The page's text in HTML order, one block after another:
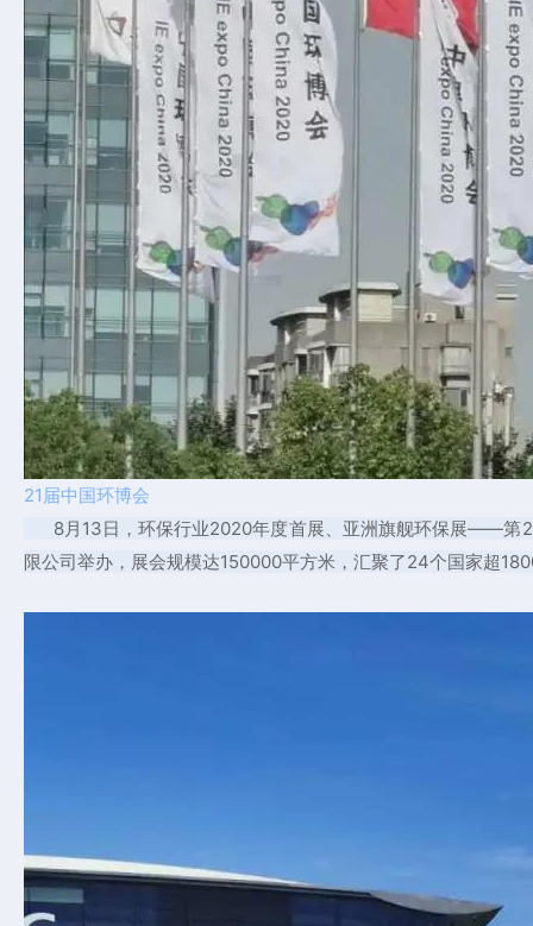
21届中国环博会
8月13日，环保行业2020年度首展、亚洲旗舰环保展——第21
限公司举办，展会规模达150000平方米，汇聚了24个国家超